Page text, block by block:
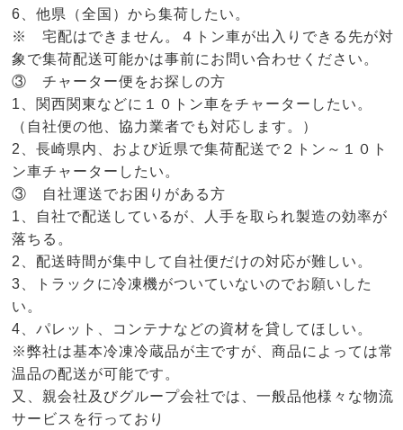
6、他県（全国）から集荷したい。
※ 宅配はできません。４トン車が出入りできる先が対
象で集荷配送可能かは事前にお問い合わせください。
③ チャーター便をお探しの方
1、関西関東などに１０トン車をチャーターしたい。
（自社便の他、協力業者でも対応します。）
2、長崎県内、および近県で集荷配送で２トン～１０ト
ン車チャーターしたい。
③ 自社運送でお困りがある方
1、自社で配送しているが、人手を取られ製造の効率が
落ちる。
2、配送時間が集中して自社便だけの対応が難しい。
3、トラックに冷凍機がついていないのでお願いした
い。
4、パレット、コンテナなどの資材を貸してほしい。
※弊社は基本冷凍冷蔵品が主ですが、商品によっては常
温品の配送が可能です。
又、親会社及びグループ会社では、一般品他様々な物流
サービスを行っており